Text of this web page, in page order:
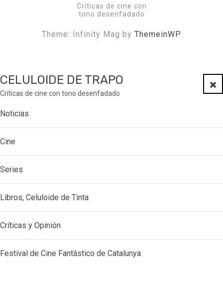
Críticas de cine con
tono desenfadado
Theme: Infinity Mag by ThemeinWP
CELULOIDE DE TRAPO
Críticas de cine con tono desenfadado
Noticias
Cine
Series
Libros, Celuloide de Tinta
Críticas y Opinión
Festival de Cine Fantástico de Catalunya